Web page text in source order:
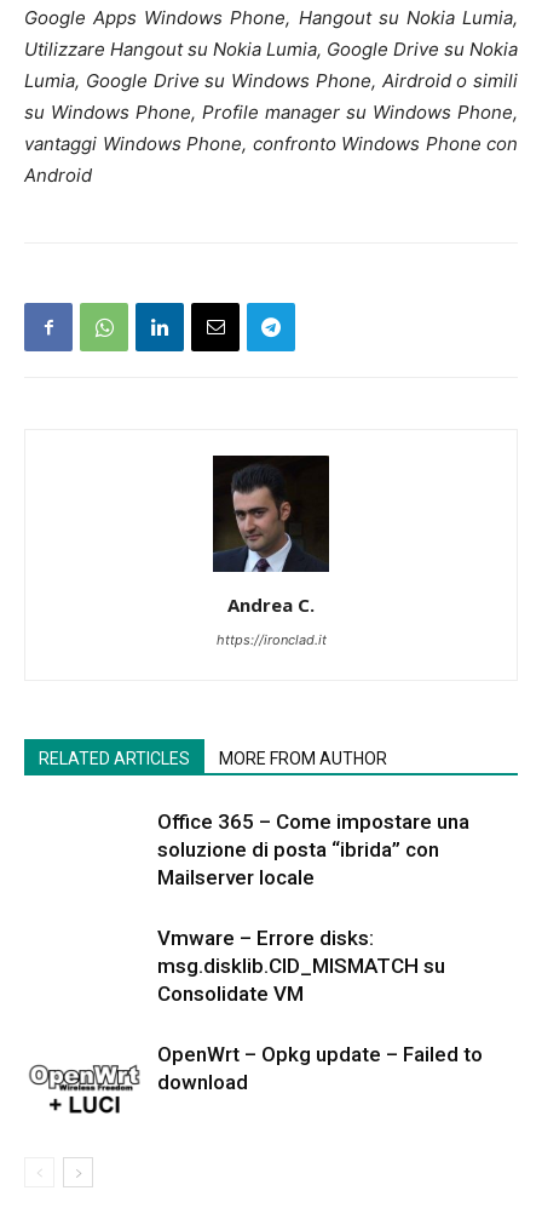
Google Apps Windows Phone, Hangout su Nokia Lumia,
Utilizzare Hangout su Nokia Lumia, Google Drive su Nokia
Lumia, Google Drive su Windows Phone, Airdroid o simili
su Windows Phone, Profile manager su Windows Phone,
vantaggi Windows Phone, confronto Windows Phone con
Android
Andrea C.
https://ironclad.it
RELATED ARTICLES MORE FROM AUTHOR
Office 365 – Come impostare una
soluzione di posta “ibrida” con
Mailserver locale
Vmware – Errore disks:
msg.disklib.CID_MISMATCH su
Consolidate VM
OpenWrt – Opkg update – Failed to
download